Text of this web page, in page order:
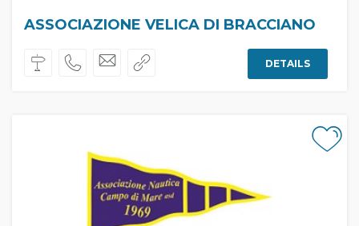
ASSOCIAZIONE VELICA DI BRACCIANO
DETAILS